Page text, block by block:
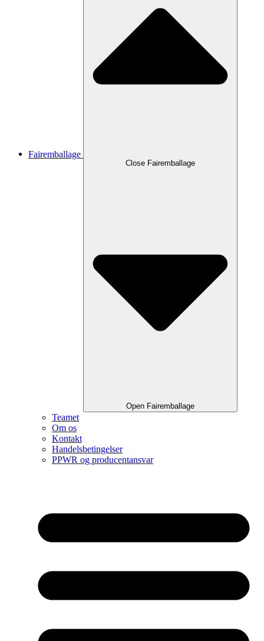
Fairemballage
Close Fairemballage
Open Fairemballage
Teamet
Om os
Kontakt
Handelsbetingelser
PPWR og producentansvar